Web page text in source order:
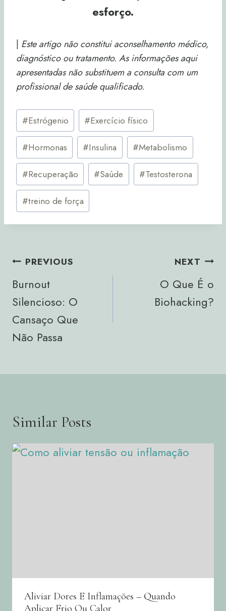
esforço.
Este artigo não constitui aconselhamento médico,
diagnóstico ou tratamento. As informações aqui
apresentadas não substituem a consulta com um
profissional de saúde qualificado.
Post
Tags:
#Estrógenio #Exercício físico
#Hormonas #Insulina #Metabolismo
#Recuperação #Saúde #Testosterona
#treino de força
Navegação
De
Artigos
PREVIOUS
Burnout
Silencioso: O
Cansaço Que
Não Passa
NEXT
O Que É o
Biohacking?
Similar Posts
Aliviar Dores E Inflamações – Quando